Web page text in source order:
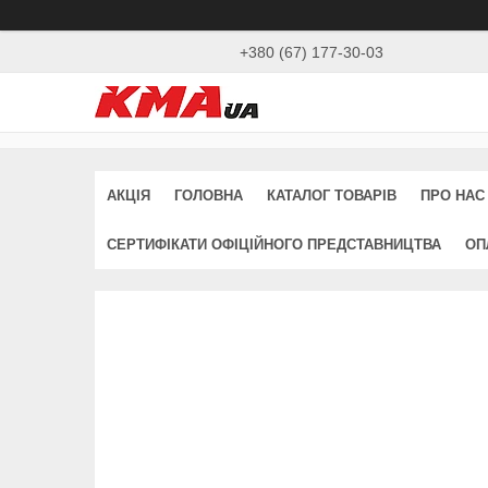
+380 (67) 177-30-03
АКЦІЯ ГОЛОВНА КАТАЛОГ ТОВАРІВ ПРО НАС
СЕРТИФІКАТИ ОФІЦІЙНОГО ПРЕДСТАВНИЦТВА